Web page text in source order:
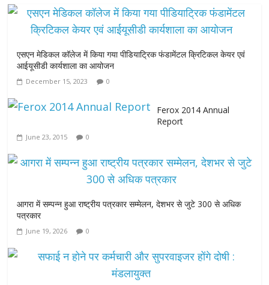
एसएन मेडिकल कॉलेज में किया गया पीडियाट्रिक फंडामेंटल क्रिटिकल केयर एवं
आईयूसीडी कार्यशाला का आयोजन
December 15, 2023 0
Ferox 2014 Annual
Report
June 23, 2015 0
आगरा में सम्पन्न हुआ राष्ट्रीय पत्रकार सम्मेलन, देशभर से जुटे 300 से अधिक
पत्रकार
June 19, 2026 0